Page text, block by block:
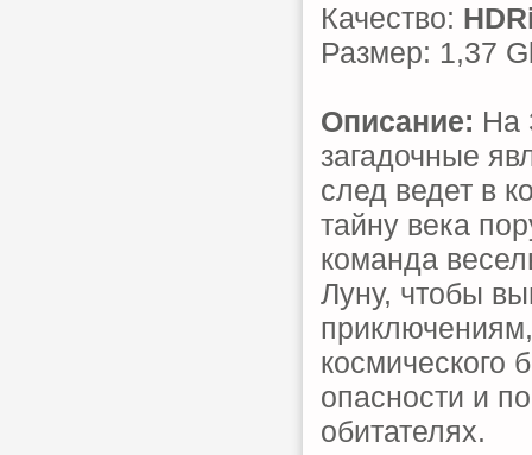
Качество:
Размер: 1,37
Описание: На
загадочные
след ведет в
тайну века
команда
Луну, чтобы
космического
опасности и
обитателях.